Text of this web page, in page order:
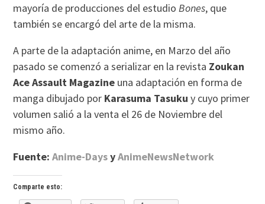
mayoría de producciones del estudioBones, que
también se encargó del arte de la misma.
A parte de la adaptación anime, en Marzo del año
pasado se comenzó a serializar en la revista Zoukan
Ace Assault Magazine una adaptación en forma de
manga dibujado por Karasuma Tasuku y cuyo primer
volumen salió a la venta el 26 de Noviembre del
mismo año.
Fuente:Anime-DaysyAnimeNewsNetwork
Comparte esto: